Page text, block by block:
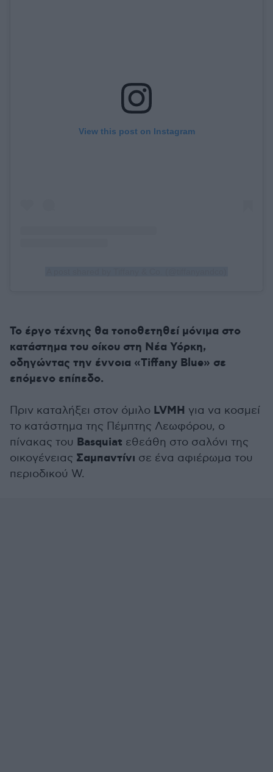
View this post on Instagram
Το έργο τέχνης θα τοποθετηθεί μόνιμα στο
κατάστημα του οίκου στη Νέα Υόρκη,
οδηγώντας την έννοια «Tiffany Blue» σε
επόμενο επίπεδο.
Πριν καταλήξει στον όμιλο LVMH για να κοσμεί
το κατάστημα της Πέμπτης Λεωφόρου, ο
πίνακας του Basquiat εθεάθη στο σαλόνι της
οικογένειας Σαμπαντίνι σε ένα αφιέρωμα του
περιοδικού W.